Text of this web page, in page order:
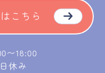
こちら
〜18:00
休み